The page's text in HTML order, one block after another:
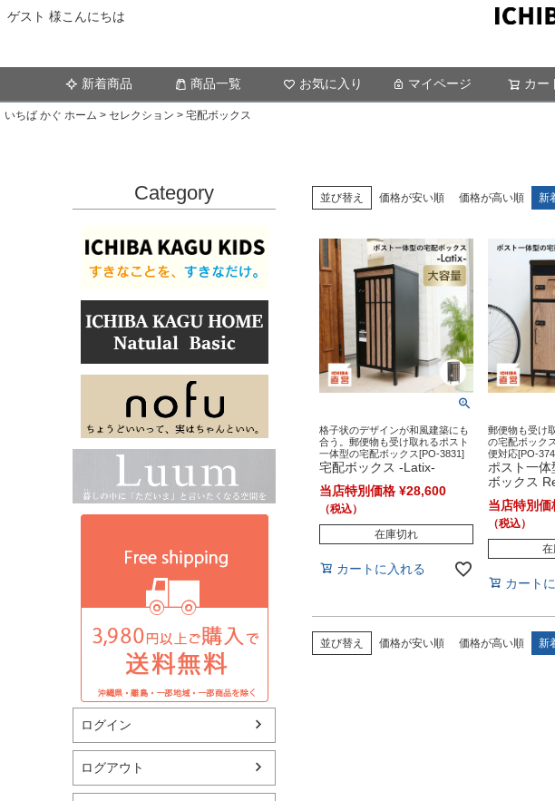
ゲスト 様こんにちは
新着商品 商品一覧 お気に入り マイページ カー
いちば かぐ ホーム セレクション 宅配ボックス
Category
ログイン
ログアウト
並び替え 価格が安い順 価格が高い順 新
格子状のデザインが和風建築にも
合う。郵便物も受け取れるポスト
一体型の宅配ボックス[PO-3831]
宅配ボックス -Latix-
当店特別価格 ¥28,600
在庫切れ
カートに入れる
郵便物も受け
の宅配ボック
便対応[PO-
ポスト一
ボックス
当店特別価
カート
並び替え 価格が安い順 価格が高い順 新